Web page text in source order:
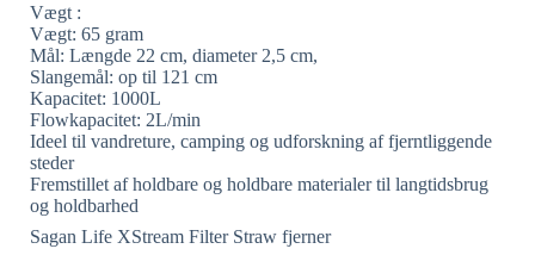
Vægt :
Vægt: 65 gram
Mål: Længde 22 cm, diameter 2,5 cm,
Slangemål: op til 121 cm
Kapacitet: 1000L
Flowkapacitet: 2L/min
Ideel til vandreture, camping og udforskning af fjerntliggende
steder
Fremstillet af holdbare og holdbare materialer til langtidsbrug
og holdbarhed
Sagan Life XStream Filter Straw fjerner